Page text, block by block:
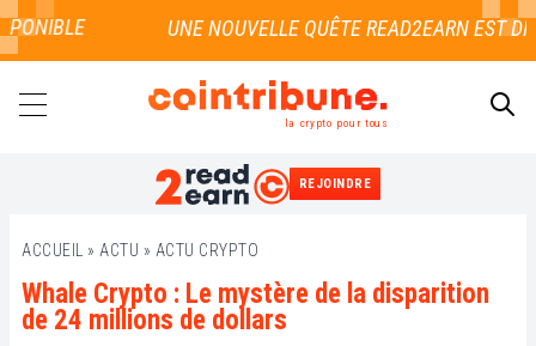
la crypto pour tous
REJOINDRE
ACCUEIL » ACTU » ACTU CRYPTO
Whale Crypto : Le mystère de la disparition
de 24 millions de dollars